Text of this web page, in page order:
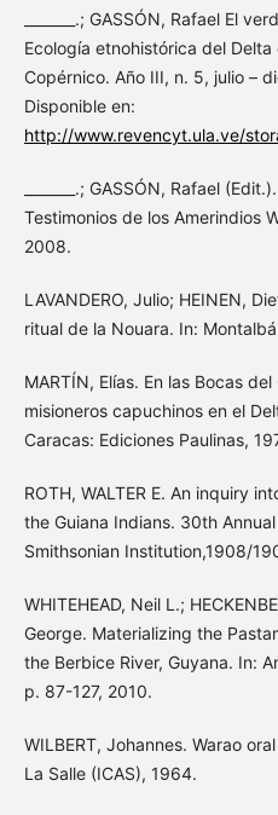
_______.; GASSÓN, Rafael El
Ecología etnohistórica del
Copérnico. Año III, n. 5, julio –
Disponible en:
http://www.revencyt.ula.ve/
_______.; GASSÓN, Rafael
Testimonios de los Amerindios
2008.
LAVANDERO, Julio; HEINEN,
ritual de la Nouara. In:
MARTÍN, Elías. En las Bocas
misioneros capuchinos en el
Caracas: Ediciones Paulinas,
ROTH, WALTER E. An inquiry
the Guiana Indians. 30th
Smithsonian Institution,1908/
WHITEHEAD, Neil L.;
George. Materializing the
the Berbice River, Guyana. In:
p. 87-127, 2010.
WILBERT, Johannes. Warao
La Salle (ICAS), 1964.